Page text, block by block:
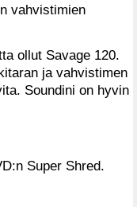
vahvistimien
ollut Savage 120.
ja vahvistimen
Soundini on hyvin
Super Shred.